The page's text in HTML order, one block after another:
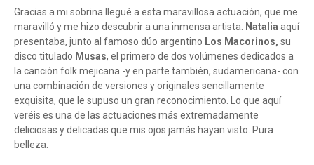
Gracias a mi sobrina llegué a esta maravillosa actuación, que me
maravilló y me hizo descubrir a una inmensa artista. Natalia aquí
presentaba, junto al famoso dúo argentino Los Macorinos, su
disco titulado Musas, el primero de dos volúmenes dedicados a
la canción folk mejicana -y en parte también, sudamericana- con
una combinación de versiones y originales sencillamente
exquisita, que le supuso un gran reconocimiento. Lo que aquí
veréis es una de las actuaciones más extremadamente
deliciosas y delicadas que mis ojos jamás hayan visto. Pura
belleza.